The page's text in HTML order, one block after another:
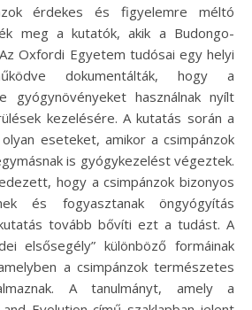
meg a kutatók, akik a Budongo-
Oxfordi Egyetem tudósai egy helyi
dokumentálták, hogy a
gyógynövényeket használnak nyílt
kezelésére. A kutatás során a
eseteket, amikor a csimpánzok
is gyógykezelést végeztek.
hogy a csimpánzok bizonyos
és fogyasztanak öngyógyítás
tovább bővíti ezt a tudást. A
elsősegély” különböző formáinak
a csimpánzok természetes
A tanulmányt, amely a